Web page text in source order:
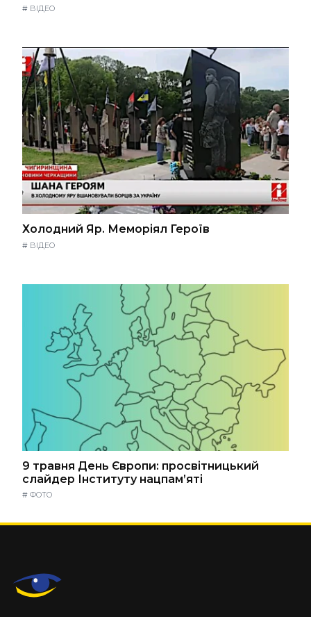
# ВІДЕО
Холодний Яр. Меморіял Героїв
# ВІДЕО
9 травня День Європи: просвітницький
слайдер Інституту нацпам’яті
# ФОТО